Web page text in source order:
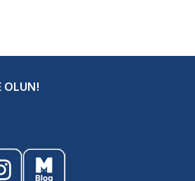
OLUN!